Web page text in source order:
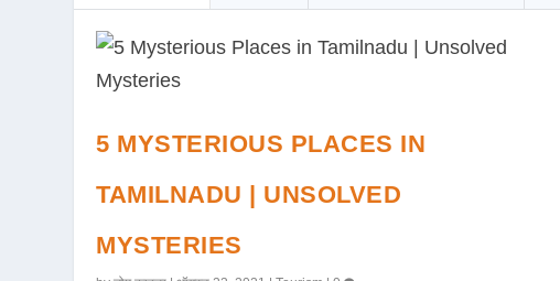
5 MYSTERIOUS PLACES IN
TAMILNADU | UNSOLVED
MYSTERIES